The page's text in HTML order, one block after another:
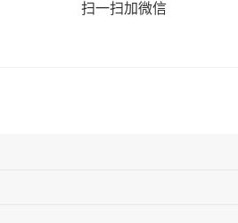
扫一扫加微信